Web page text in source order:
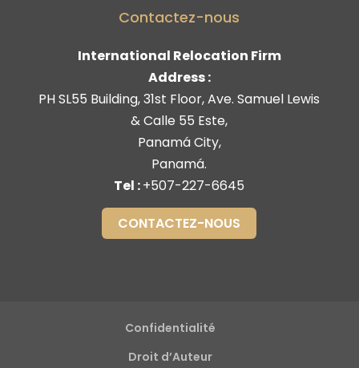
Contactez-nous
International Relocation Firm
Address :
PH SL55 Building, 31st Floor, Ave. Samuel Lewis
& Calle 55 Este,
Panamá City,
Panamá.
Tel :+507-227-6645
CONTACTEZ-NOUS
Confidentialité
Droit d’Auteur